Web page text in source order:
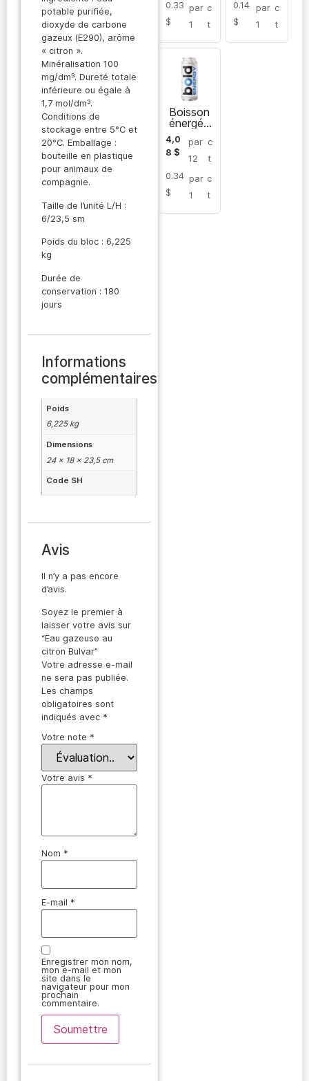
potable purifiée,
dioxyde de carbone
gazeux (E290), arôme
« citron ».
Minéralisation 100
mg/dm³. Dureté totale
inférieure ou égale à
1,7 mol/dm³.
Conditions de
stockage entre 5°C et
20°C. Emballage :
bouteille en plastique
pour animaux de
compagnie.
Taille de l’unité L/H :
6/23,5 sm
Poids du bloc : 6,225
kg
Durée de
conservation : 180
jours
Informations
complémentaires
Poids
6,225 kg
Dimensions
24 × 18 × 23,5 cm
Code SH
Avis
Il n’y a pas encore
d’avis.
Soyez le premier à
laisser votre avis sur
“Eau gazeuse au
citron Bulvar”
Votre adresse e-mail
ne sera pas publiée.
Les champs
obligatoires sont
indiqués avec *
Votre note *
Votre avis *
Nom *
E-mail *
Enregistrer mon nom,
mon e-mail et mon
site dans le
navigateur pour mon
prochain
commentaire.
0.33
$
par
1
c
t
0.14
$
par
1
c
t
Boisson
énergéti
que Bold
Extra
4,0
8 $
par
12
c
t
0.34
$
par
1
c
t